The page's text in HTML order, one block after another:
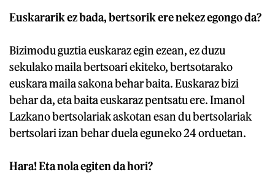
Euskararik ez bada, bertsorik ere nekez egongo da?
Bizimodu guztia euskaraz egin ezean, ez duzu
sekulako maila bertsoari ekiteko, bertsotarako
euskara maila sakona behar baita. Euskaraz bizi
behar da, eta baita euskaraz pentsatu ere. Imanol
Lazkano bertsolariak askotan esan du bertsolariak
bertsolari izan behar duela eguneko 24 orduetan.
Hara! Eta nola egiten da hori?